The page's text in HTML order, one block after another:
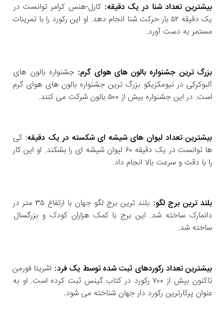
بیشترین تعداد شنا در یک دقیقه: کارل-هنس کرامر توانست در
یک دقیقه ۵۲ بار حرکت شنا انجام دهد. او این رکورد را با تمرینات
مستمر به دست آورد.
بزرگ‌ ترین جشنواره بالون‌ های هوای گرم:
جشنواره بالون‌ های
آلبوکرکی در نیومکزیکو بزرگ‌ ترین جشنواره بالون‌ های هوای گرم
است. در این جشنواره بیش از ۵۰۰ بالون شرکت می‌ کنند.
بیشترین تعداد لیوان‌ های شیشه‌ ای شکسته در یک دقیقه
: کی
ها توانست در یک دقیقه ۶۰ لیوان شیشه‌ ای را بشکند. او این کار
را با دقت و سرعت بالا انجام داد.
بلند ترین برج لگو:
بلند ترین برج لگو جهان با ارتفاع ۳۵ متر در
دانمارک ساخته شد. این برج با کمک هزاران کودک و بزرگسال
ساخته شد.
بیشترین تعداد رکوردهای ثبت‌ شده توسط یک فرد:
اشریتا فورمن
تاکنون بیش از ۷۰۰ رکورد در کتاب گینس ثبت کرده است. او به
عنوان پرکارترین رکورد دار جهان شناخته می‌ شود.